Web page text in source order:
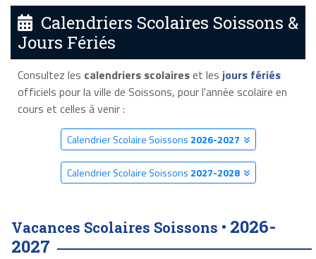
Calendriers Scolaires Soissons &
Jours Fériés
Consultez les calendriers scolaireset les jours fériés
officiels pour la ville de Soissons, pour l'année scolaire en
cours et celles à venir :
Calendrier Scolaire Soissons 2026-2027
Calendrier Scolaire Soissons 2027-2028
Vacances Scolaires Soissons • 2026-
2027